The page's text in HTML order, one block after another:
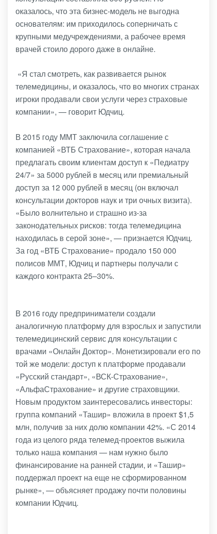
оказалось, что эта бизнес-модель не выгодна
основателям: им приходилось соперничать с
крупными медучреждениями, а рабочее время
врачей стоило дорого даже в онлайне.
«Я стал смотреть, как развивается рынок
телемедицины, и оказалось, что во многих странах
игроки продавали свои услуги через страховые
компании», — говорит Юдчиц.
В 2015 году ММТ заключила соглашение с
компанией «ВТБ Страхование», которая начала
предлагать своим клиентам доступ к «Педиатру
24/7» за 5000 рублей в месяц или премиальный
доступ за 12 000 рублей в месяц (он включал
консультации докторов наук и три очных визита).
«Было волнительно и страшно из-за
законодательных рисков: тогда телемедицина
находилась в серой зоне», — признается Юдчиц.
За год «ВТБ Страхование» продало 150 000
полисов ММТ, Юдчиц и партнеры получали с
каждого контракта 25–30%.
В 2016 году предприниматели создали
аналогичную платформу для взрослых и запустили
телемедицинский сервис для консультации с
врачами «Онлайн Доктор». Монетизировали его по
той же модели: доступ к платформе продавали
«Русский стандарт», «ВСК-Страхование»,
«АльфаСтрахование» и другие страховщики.
Новым продуктом заинтересовались инвесторы:
группа компаний «Ташир» вложила в проект $1,5
млн, получив за них долю компании 42%. «С 2014
года из целого ряда телемед-проектов выжила
только наша компания — нам нужно было
финансирование на ранней стадии, и «Ташир»
поддержал проект на еще не сформированном
рынке», — объясняет продажу почти половины
компании Юдчиц.